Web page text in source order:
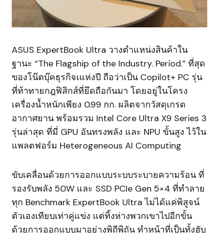
ASUS ExpertBook Ultra วางตำแหน่งสินค้าใน
ฐานะ “The Flagship of the Industry. Period.” ที่สุด
ของโน๊ตบุ๊คธุรกิจเแห่งปี ถือว่าเป็น Copilot+ PC รุ่น
ที่ท้าทายกฎฟิสิกส์ที่ยึดถือกันมา โดยอยู่ในโครง
เครื่องน้ำหนักเพียง 0.99 กก. ผลิตจากวัสดุเกรด
อากาศยาน พร้อมรวม Intel Core Ultra X9 Series 3
รุ่นล่าสุด ที่มี่ GPU อันทรงพลัง และ NPU ขั้นสูง ไว้ใน
แพลตฟอร์ม Heterogeneous AI Computing
ขับเคลื่อนด้วยการออกแบบระบบระบายความร้อน ที่
รองรับพลัง 50W และ SSD PCIe Gen 5×4 ที่ทำลาย
ทุก Benchmark ExpertBook Ultra ไม่ได้แค่พิสูจน์
ตัวเองเทียบเท่าคู่แข่ง แต่ทิ้งห่างพวกเขาไปอีกขั้น
ด้วยการออกแบบมาอย่างพิถีพิถัน ทำหน้าที่เป็นทั้งฮับ